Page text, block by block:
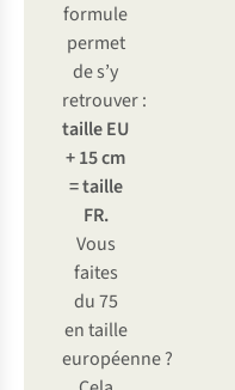
formule
permet
de s’y
retrouver :
taille EU
+ 15 cm
= taille
FR.
Vous
faites
du 75
en taille
européenne ?